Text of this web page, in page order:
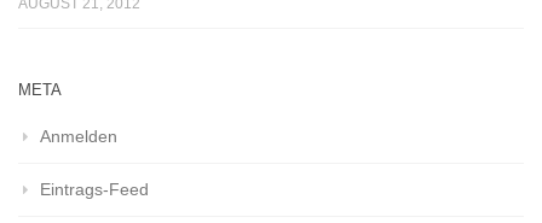
AUGUST 21, 2012
META
Anmelden
Eintrags-Feed